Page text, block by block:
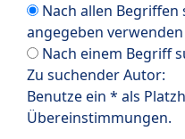
Nach allen Begriffen
angegeben verwenden
Nach einem Begriff
Zu suchender Autor:
Benutze ein * als
Übereinstimmungen.